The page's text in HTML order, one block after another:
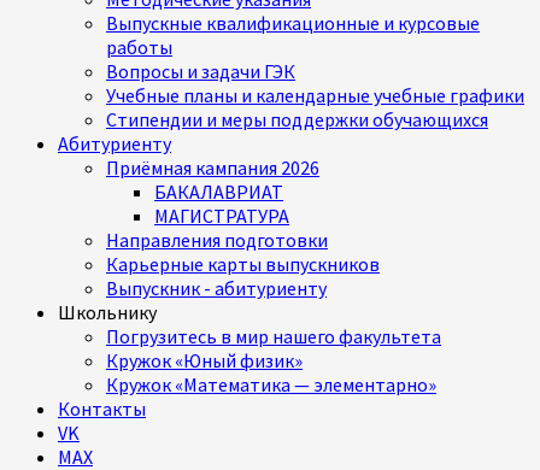
Выпускные квалификационные и курсовые
работы
Вопросы и задачи ГЭК
Учебные планы и календарные учебные графики
Стипендии и меры поддержки обучающихся
Абитуриенту
Приёмная кампания 2026
БАКАЛАВРИАТ
МАГИСТРАТУРА
Направления подготовки
Карьерные карты выпускников
Выпускник - абитуриенту
Школьнику
Погрузитесь в мир нашего факультета
Кружок «Юный физик»
Кружок «Математика — элементарно»
Контакты
VK
MAX